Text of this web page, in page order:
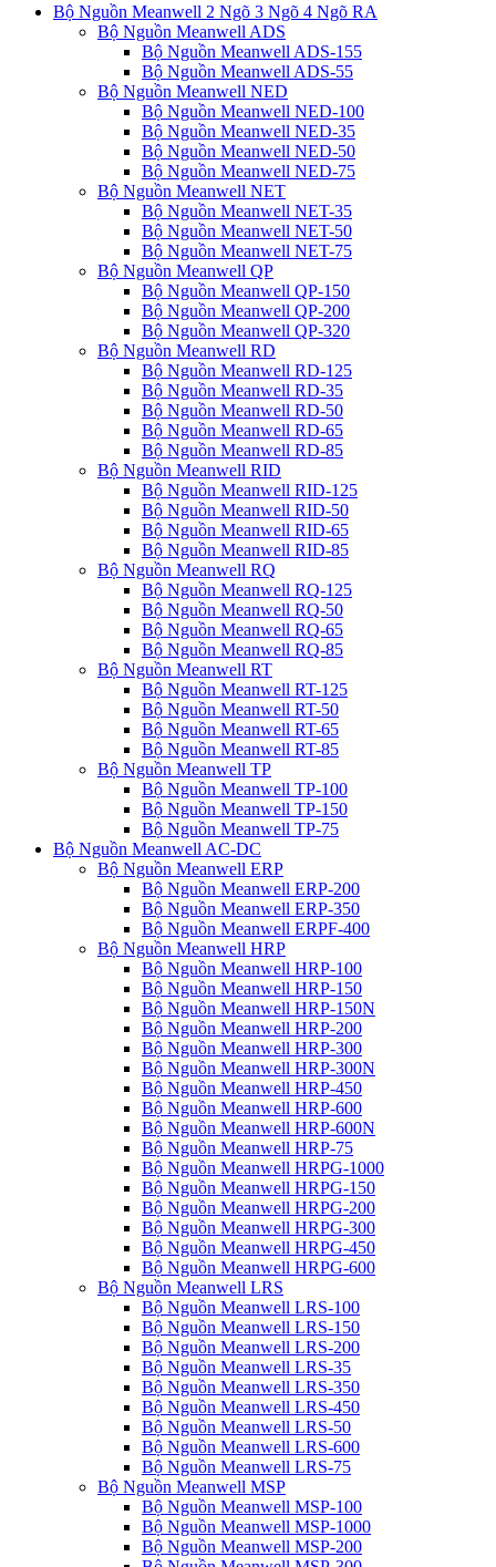
Bộ Nguồn Meanwell 2 Ngõ 3 Ngõ 4 Ngõ RA
Bộ Nguồn Meanwell ADS
Bộ Nguồn Meanwell ADS-155
Bộ Nguồn Meanwell ADS-55
Bộ Nguồn Meanwell NED
Bộ Nguồn Meanwell NED-100
Bộ Nguồn Meanwell NED-35
Bộ Nguồn Meanwell NED-50
Bộ Nguồn Meanwell NED-75
Bộ Nguồn Meanwell NET
Bộ Nguồn Meanwell NET-35
Bộ Nguồn Meanwell NET-50
Bộ Nguồn Meanwell NET-75
Bộ Nguồn Meanwell QP
Bộ Nguồn Meanwell QP-150
Bộ Nguồn Meanwell QP-200
Bộ Nguồn Meanwell QP-320
Bộ Nguồn Meanwell RD
Bộ Nguồn Meanwell RD-125
Bộ Nguồn Meanwell RD-35
Bộ Nguồn Meanwell RD-50
Bộ Nguồn Meanwell RD-65
Bộ Nguồn Meanwell RD-85
Bộ Nguồn Meanwell RID
Bộ Nguồn Meanwell RID-125
Bộ Nguồn Meanwell RID-50
Bộ Nguồn Meanwell RID-65
Bộ Nguồn Meanwell RID-85
Bộ Nguồn Meanwell RQ
Bộ Nguồn Meanwell RQ-125
Bộ Nguồn Meanwell RQ-50
Bộ Nguồn Meanwell RQ-65
Bộ Nguồn Meanwell RQ-85
Bộ Nguồn Meanwell RT
Bộ Nguồn Meanwell RT-125
Bộ Nguồn Meanwell RT-50
Bộ Nguồn Meanwell RT-65
Bộ Nguồn Meanwell RT-85
Bộ Nguồn Meanwell TP
Bộ Nguồn Meanwell TP-100
Bộ Nguồn Meanwell TP-150
Bộ Nguồn Meanwell TP-75
Bộ Nguồn Meanwell AC-DC
Bộ Nguồn Meanwell ERP
Bộ Nguồn Meanwell ERP-200
Bộ Nguồn Meanwell ERP-350
Bộ Nguồn Meanwell ERPF-400
Bộ Nguồn Meanwell HRP
Bộ Nguồn Meanwell HRP-100
Bộ Nguồn Meanwell HRP-150
Bộ Nguồn Meanwell HRP-150N
Bộ Nguồn Meanwell HRP-200
Bộ Nguồn Meanwell HRP-300
Bộ Nguồn Meanwell HRP-300N
Bộ Nguồn Meanwell HRP-450
Bộ Nguồn Meanwell HRP-600
Bộ Nguồn Meanwell HRP-600N
Bộ Nguồn Meanwell HRP-75
Bộ Nguồn Meanwell HRPG-1000
Bộ Nguồn Meanwell HRPG-150
Bộ Nguồn Meanwell HRPG-200
Bộ Nguồn Meanwell HRPG-300
Bộ Nguồn Meanwell HRPG-450
Bộ Nguồn Meanwell HRPG-600
Bộ Nguồn Meanwell LRS
Bộ Nguồn Meanwell LRS-100
Bộ Nguồn Meanwell LRS-150
Bộ Nguồn Meanwell LRS-200
Bộ Nguồn Meanwell LRS-35
Bộ Nguồn Meanwell LRS-350
Bộ Nguồn Meanwell LRS-450
Bộ Nguồn Meanwell LRS-50
Bộ Nguồn Meanwell LRS-600
Bộ Nguồn Meanwell LRS-75
Bộ Nguồn Meanwell MSP
Bộ Nguồn Meanwell MSP-100
Bộ Nguồn Meanwell MSP-1000
Bộ Nguồn Meanwell MSP-200